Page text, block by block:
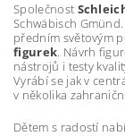
Společnost
Schwäbisch
předním světovým
figurek. Návrh
nástrojů i testy
Vyrábí se jak v
v několika
Dětem s radostí